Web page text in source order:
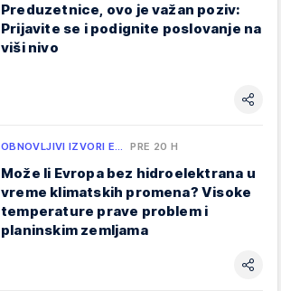
Preduzetnice, ovo je važan poziv:
Prijavite se i podignite poslovanje na
viši nivo
OBNOVLJIVI IZVORI E… PRE 20 H
Može li Evropa bez hidroelektrana u
vreme klimatskih promena? Visoke
temperature prave problem i
planinskim zemljama